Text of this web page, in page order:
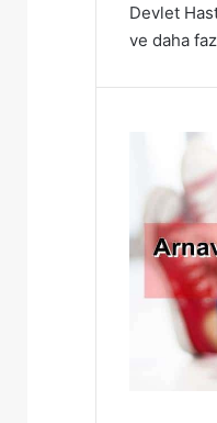
Devlet
ve daha